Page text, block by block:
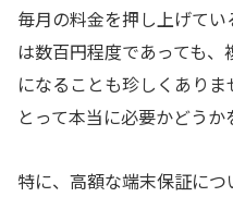
毎月の料金を押し上げて
は数百円程度であっても
になることも珍しくあり
とって本当に必要かどうか
特に、高額な端末保証に